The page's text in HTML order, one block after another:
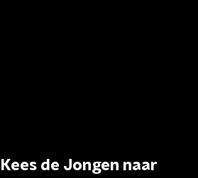
de Jongen naar